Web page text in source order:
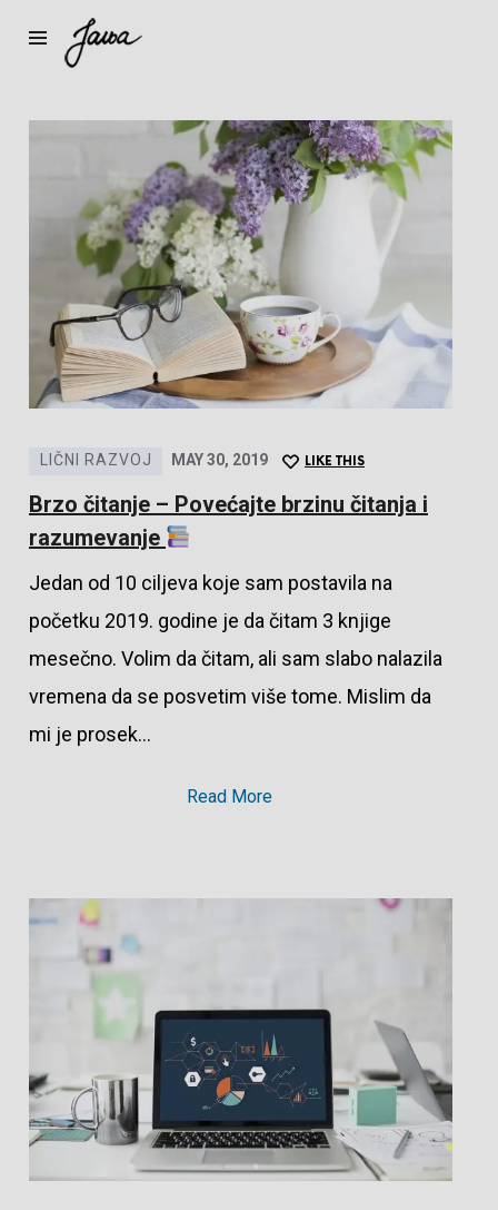
Janja
Brzo čitanje – Povećajte brzinu čitanja i
razumevanje
LIČNI RAZVOJ MAY 30, 2019 LIKE THIS
Jedan od 10 ciljeva koje sam postavila na
početku 2019. godine je da čitam 3 knjige
mesečno. Volim da čitam, ali sam slabo nalazila
vremena da se posvetim više tome. Mislim da
mi je prosek…
Read More